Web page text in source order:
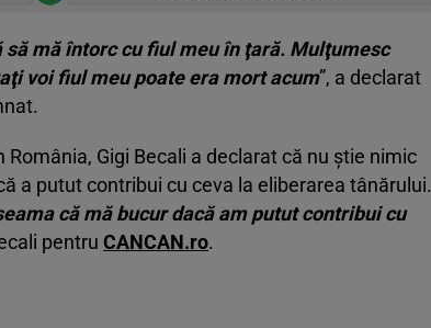
mă întorc cu fiul meu în ţară. Mulţumesc
voi fiul meu poate era mort acum”, a declarat
România, Gigi Becali a declarat că nu ştie nimic
a putut contribui cu ceva la eliberarea tânărului.
că mă bucur dacă am putut contribui cu
pentru CANCAN.ro.